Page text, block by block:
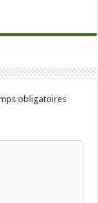
obligatoires